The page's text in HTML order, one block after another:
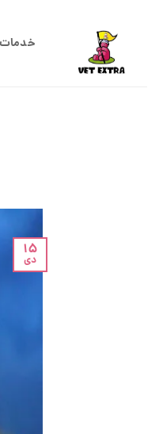
خدمات
15
دی